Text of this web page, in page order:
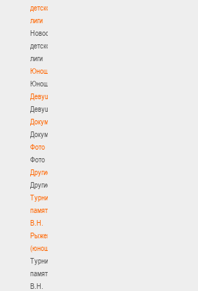
детской
лиги
Новости
детской
лиги
Юноши
Юноши
Девушки
Девушки
Документы
Документы
Фото
Фото
Другие
Другие
Турнир
памяти
В.Н.
Рыженкова
(юноши)
Турнир
памяти
В.Н.